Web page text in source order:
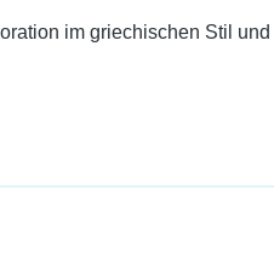
im griechischen Stil